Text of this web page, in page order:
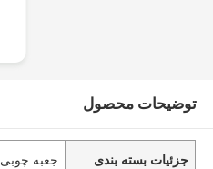
توضیحات محصول
جزئیات بسته بندی جعبه چوبی